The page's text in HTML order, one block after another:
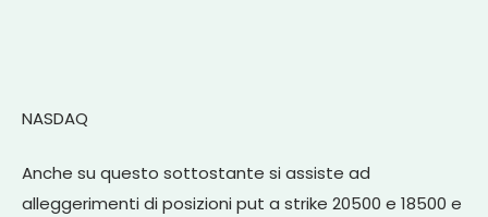
NASDAQ
Anche su questo sottostante si assiste ad
alleggerimenti di posizioni put a strike 20500 e 18500 e